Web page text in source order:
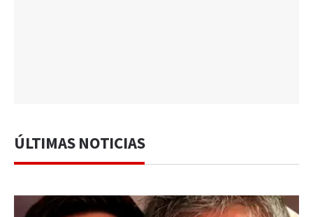
ÚLTIMAS NOTICIAS